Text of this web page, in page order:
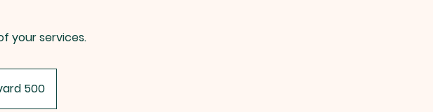
your services.
500